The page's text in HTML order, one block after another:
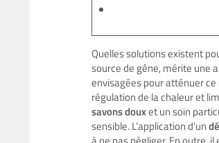
Quelles solutions existent
source de gêne, mérite une
envisagées pour atténuer
régulation de la chaleur et
savons douxet un soin
sensible. L’application d’un